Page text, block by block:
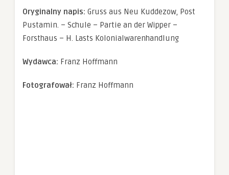
Oryginalny napis: Gruss aus Neu Kuddezow, Post
Pustamin. – Schule – Partie an der Wipper –
Forsthaus – H. Lasts Kolonialwarenhandlung
Wydawca: Franz Hoffmann
Fotografował: Franz Hoffmann
zainteresowania i
zachowania
podczas
odwiedzania naszej
zobaczenie
treści i ofert.